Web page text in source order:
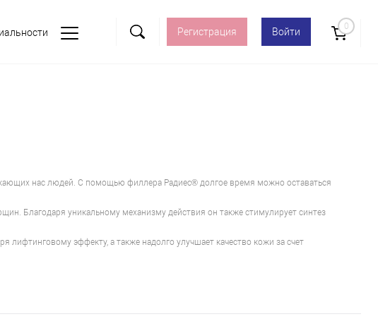
Регистрация Войти 0
нас людей. С помощью филлера Радиес® долгое время можно оставаться
Благодаря уникальному механизму действия он также стимулирует синтез
лифтинговому эффекту, а также надолго улучшает качество кожи за счет